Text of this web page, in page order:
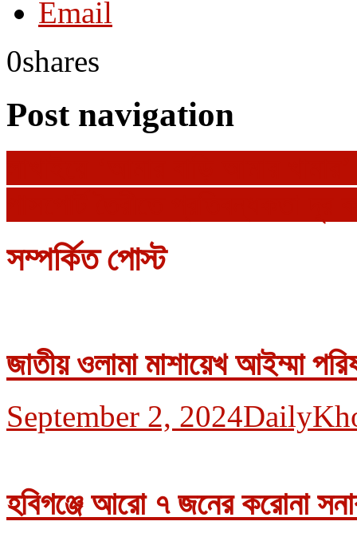
Email
0shares
Post navigation
সম্পর্কিত পোস্ট
জাতীয় ওলামা মাশায়েখ আইম্মা
September 2, 2024
হবিগঞ্জে আরো ৭ জনের করোনা